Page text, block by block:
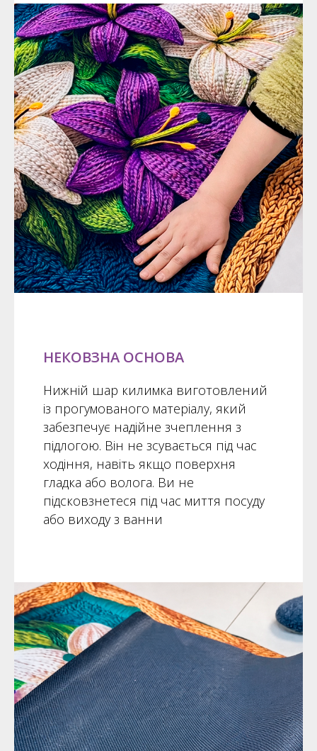
НЕКОВЗНА ОСНОВА
Нижній шар килимка виготовлений
із прогумованого матеріалу, який
забезпечує надійне зчеплення з
підлогою. Він не зсувається під час
ходіння, навіть якщо поверхня
гладка або волога. Ви не
підсковзнетеся під час миття посуду
або виходу з ванни